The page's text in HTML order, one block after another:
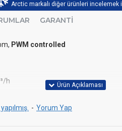
Arctic markalı diğer ürünleri incelemek
GARANTI
PWM controlled
h
- Yorum Yap